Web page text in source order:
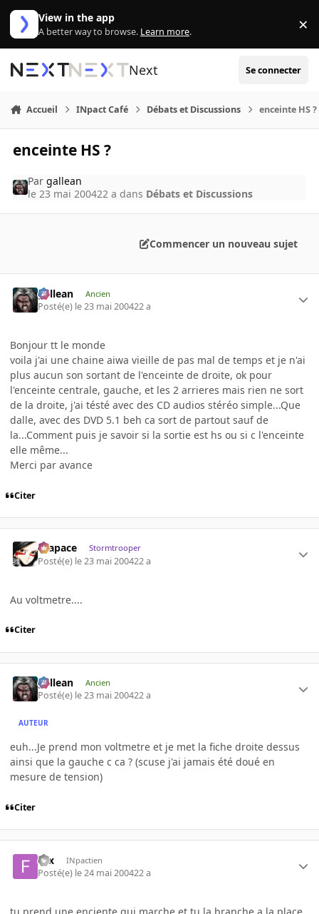
Aller au contenu
View in the app
A better way to browse. Learn more. ×
Next Se connecter
Accueil INpact Café Débats et Discussions enceinte HS ?
enceinte HS ?
Pargallean
le 23 mai 200422 a dans Débats et Discussions
Commencer un nouveau sujet
gallean Ancien
Posté(e) le 23 mai 200422 a
Bonjour tt le monde
voila j'ai une chaine aiwa vieille de pas mal de temps et je n'ai
plus aucun son sortant de l'enceinte de droite, ok pour
l'enceinte centrale, gauche, et les 2 arrieres mais rien ne sort
de la droite, j'ai tésté avec des CD audios stéréo simple...Que
dalle, avec des DVD 5.1 beh ca sort de partout sauf de
la...Comment puis je savoir si la sortie est hs ou si c l'enceinte
elle même...
Merci par avance
Citer
Krapace Stormtrooper
Posté(e) le 23 mai 200422 a
Au voltmetre....
Citer
gallean Ancien
Posté(e) le 23 mai 200422 a
AUTEUR
euh...Je prend mon voltmetre et je met la fiche droite dessus
ainsi que la gauche c ca ? (scuse j'ai jamais été doué en
mesure de tension)
Citer
fifx INpactien
Posté(e) le 24 mai 200422 a